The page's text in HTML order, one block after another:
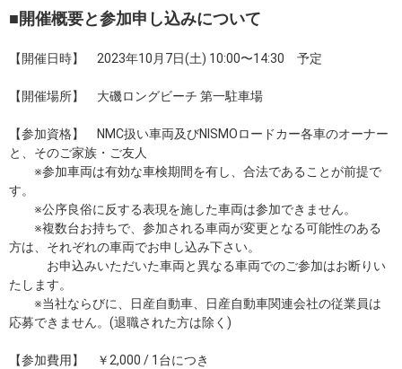
■開催概要と参加申し込みについて
【開催日時】 2023年10月7日(土) 10:00〜14:30 予定
【開催場所】 大磯ロングビーチ 第一駐車場
【参加資格】 NMC扱い車両及びNISMOロードカー各車のオーナー
と、そのご家族・ご友人
※参加車両は有効な車検期間を有し、合法であることが前提で
す。
※公序良俗に反する表現を施した車両は参加できません。
※複数台お持ちで、参加される車両が変更となる可能性のある
方は、それぞれの車両でお申し込み下さい。
お申込みいただいた車両と異なる車両でのご参加はお断りい
たします。
※当社ならびに、日産自動車、日産自動車関連会社の従業員は
応募できません。(退職された方は除く)
【参加費用】 ￥2,000 / 1台につき